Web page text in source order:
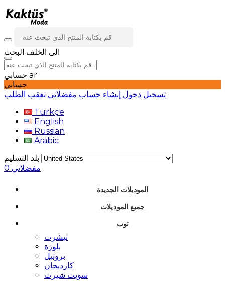
الى الخلف البحث
ar
حسابي
تسجيل دخول إنشاء حساب مفضلاتي تعقب الطلب
Türkçe
English
Russian
Arabic
بلد التسليم
مفضلاتي 0
الموديلات الجديدة
جميع الموديلات
توب
تيشرت
بلوزة
بروتيل
كارديجان
سويت شيرت